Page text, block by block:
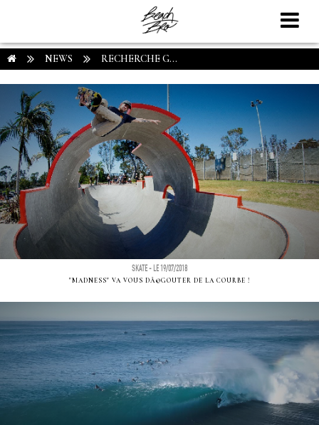
NEWS RECHERCHE G...
SKATE - LE 19/07/2018
"MADNESS" VA VOUS DÃ©GOUTER DE LA COURBE !